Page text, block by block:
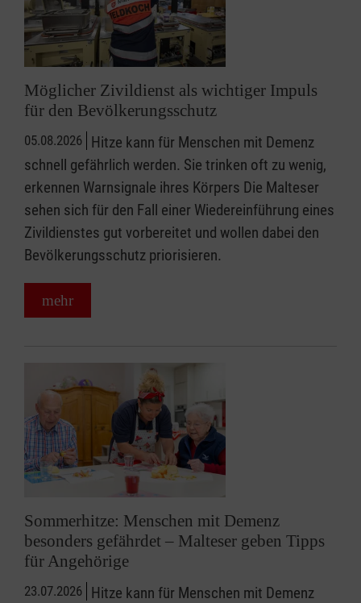
Möglicher Zivildienst als wichtiger Impuls
für den Bevölkerungsschutz
05.08.2026 Hitze kann für Menschen mit Demenz
schnell gefährlich werden. Sie trinken oft zu wenig,
erkennen Warnsignale ihres Körpers Die Malteser
sehen sich für den Fall einer Wiedereinführung eines
Zivildienstes gut vorbereitet und wollen dabei den
Bevölkerungsschutz priorisieren.
mehr
Sommerhitze: Menschen mit Demenz
besonders gefährdet – Malteser geben Tipps
für Angehörige
23.07.2026 Hitze kann für Menschen mit Demenz